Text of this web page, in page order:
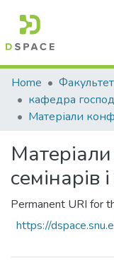
Communities &
All of DSpace
Home
Permanent URI for
https://